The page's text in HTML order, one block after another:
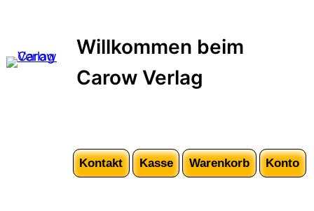
springen
Willkommen beim
Carow Verlag
Kontakt Kasse Warenkorb Konto